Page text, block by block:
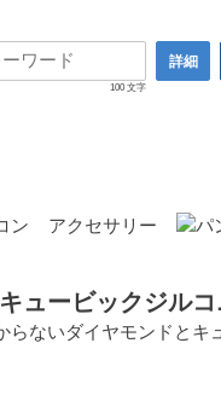
100 文字
詳細
アクセサリー
ュービックジル
ないダイヤモンドとキ